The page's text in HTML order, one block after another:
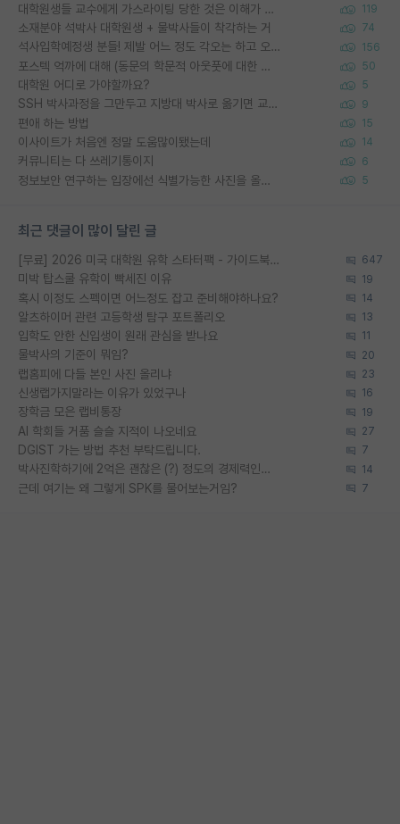
대학원생들 교수에게 가스라이팅 당한 것은 이해가 갑니다. 안타깝네요. 119
소재분야 석박사 대학원생 + 물박사들이 착각하는 거 74
석사입학예정생 분들! 제발 어느 정도 각오는 하고 오세요. 156
포스텍 억까에 대해 (동문의 학문적 아웃풋에 대한 반박) 50
대학원 어디로 가야할까요? 5
SSH 박사과정을 그만두고 지방대 박사로 옮기면 교수의 꿈은 끝일까요? 9
편애 하는 방법 15
이사이트가 처음엔 정말 도움많이됐는데 14
커뮤니티는 다 쓰레기통이지 6
정보보안 연구하는 입장에선 식별가능한 사진을 올리는건 비추이긴함 5
최근 댓글이 많이 달린 글
[무료] 2026 미국 대학원 유학 스타터팩 - 가이드북 & 합격자 컨택메일 템플릿 647
미박 탑스쿨 유학이 빡세진 이유 19
혹시 이정도 스펙이면 어느정도 잡고 준비해야하나요? 14
알츠하이머 관련 고등학생 탐구 포트폴리오 13
입학도 안한 신입생이 원래 관심을 받나요 11
물박사의 기준이 뭐임? 20
랩홈피에 다들 본인 사진 올리냐 23
신생랩가지말라는 이유가 있었구나 16
장학금 모은 랩비통장 19
AI 학회들 거품 슬슬 지적이 나오네요 27
DGIST 가는 방법 추천 부탁드립니다. 7
박사진학하기에 2억은 괜찮은 (?) 정도의 경제력인가요 14
근데 여기는 왜 그렇게 SPK를 물어보는거임? 7